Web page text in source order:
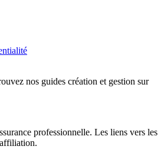
nos guides création et gestion sur
professionnelle. Les liens vers les